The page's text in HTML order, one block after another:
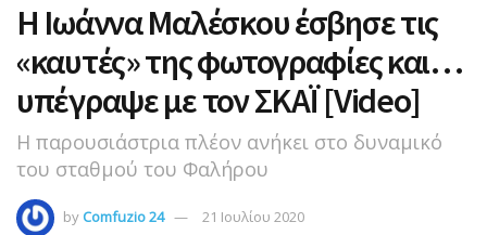
Η Ιωάννα Μαλέσκου έσβησε τις
«καυτές» της φωτογραφίες και…
υπέγραψε με τον ΣΚΑΪ [Video]
Η παρουσιάστρια πλέον ανήκει στο δυναμικό
του σταθμού του Φαλήρου
by Comfuzio 24 21 Ιουλίου 2020